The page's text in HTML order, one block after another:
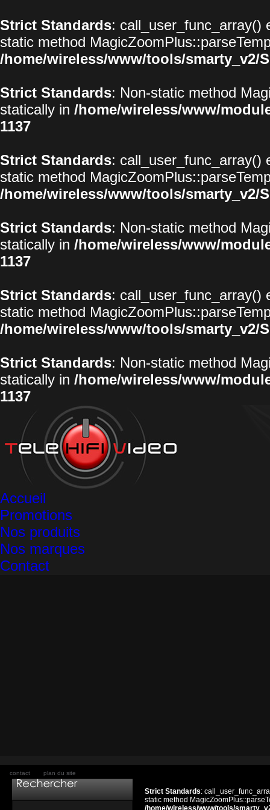
Strict Standards: call_user_func_array()
static method
/home/wireless/www/tools/smarty_v2/
Strict Standards: Non-static method
statically in /home/wireless/www/
1137
Strict Standards: call_user_func_array()
static method
/home/wireless/www/tools/smarty_v2/
Strict Standards: Non-static method
statically in /home/wireless/www/
1137
Strict Standards: call_user_func_array()
static method
/home/wireless/www/tools/smarty_v2/
Strict Standards: Non-static method
statically in /home/wireless/www/
1137
Accueil
Promotions
Nos produits
Nos marques
Contact
contact plan du site
Strict Standards:
static method
/home/wireless/www/tools/